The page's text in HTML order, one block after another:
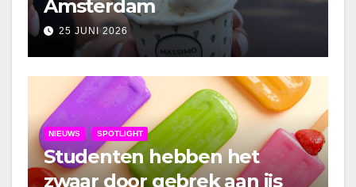
Amsterdam
25 JUNI 2026
NIEUWS SPOTLIGHT
Studenten hebben het
zwaar door gebrek aan ijs